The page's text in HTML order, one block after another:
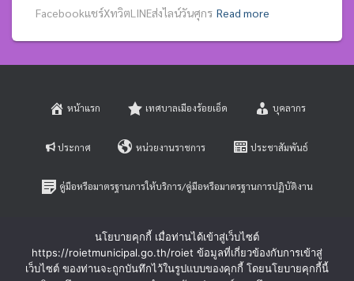
Facebookแชร์XทวิตLINEส่งไลน์วันศุกร Read more
หน้าแรก เทศบาลเมืองร้อยเอ็ด บุคลากร
ประกาศ หน่วยงานราชการ ประชาสัมพันธ์
คู่มือหรือมาตรฐานการให้บริการ/คู่มือหรือมาตรฐานการปฏิบัติงาน
หลักเกณฑ์การบริหารและพัฒนาทรัพยากรบุคคล
นโยบายคุกกี้ เมื่อท่านได้เข้าสู่เว็บไซต์
https://roietmunicipal.go.th/roiet ข้อมูลที่เกี่ยวข้องกับการเข้าสู่
เว็บไซต์ ของท่านจะถูกบันทึกไว้ในรูปแบบของคุกกี้ โดยนโยบายคุกกี้นี้